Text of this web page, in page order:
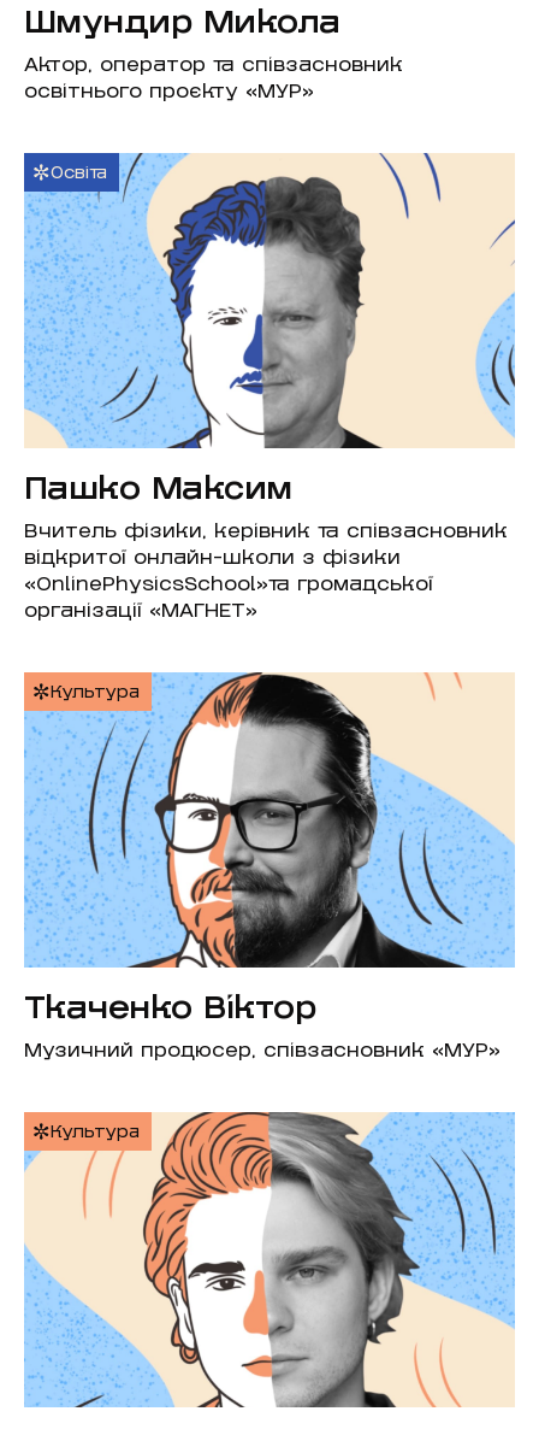
Шмундир Микола
Актор, оператор та співзасновник
освітнього проєкту «МУР»
Освіта
Пашко Максим
Вчитель фізики, керівник та співзасновник
відкритої онлайн-школи з фізики
«OnlinePhysicsSchool»та громадської
організації «МАГНЕТ»
Культура
Ткаченко Віктор
Музичний продюсер, співзасновник «МУР»
Культура